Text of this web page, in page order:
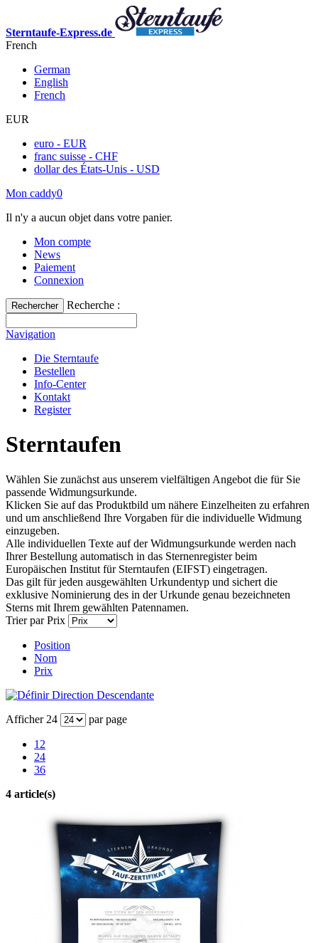
Sterntaufe-Express.de
French
German
English
French
EUR
euro - EUR
franc suisse - CHF
dollar des États-Unis - USD
Mon caddy0
Il n'y a aucun objet dans votre panier.
Mon compte
News
Paiement
Connexion
Rechercher Recherche :
Navigation
Die Sterntaufe
Bestellen
Info-Center
Kontakt
Register
Sterntaufen
Wählen Sie zunächst aus unserem vielfältigen Angebot die für Sie
passende Widmungsurkunde.
Klicken Sie auf das Produktbild um nähere Einzelheiten zu erfahren
und um anschließend Ihre Vorgaben für die individuelle Widmung
einzugeben.
Alle individuellen Texte auf der Widmungsurkunde werden nach
Ihrer Bestellung automatisch in das Sternenregister beim
Europäischen Institut für Sterntaufen (EIFST) eingetragen.
Das gilt für jeden ausgewählten Urkundentyp und sichert die
exklusive Nominierung des in der Urkunde genau bezeichneten
Sterns mit Ihrem gewählten Patennamen.
Trier par Prix
Position
Nom
Prix
Afficher 24 par page
12
24
36
4 article(s)